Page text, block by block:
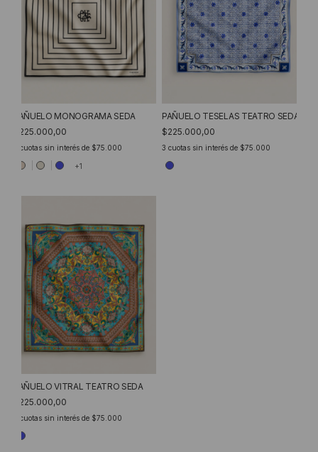
PAÑUELO MONOGRAMA SEDA
$225.000,00
cuotas sin interés de $75.000
+1
PAÑUELO TESELAS TEATRO SEDA
$225.000,00
3 cuotas sin interés de $75.000
PAÑUELO VITRAL TEATRO SEDA
$225.000,00
cuotas sin interés de $75.000